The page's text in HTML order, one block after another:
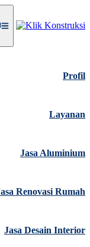
Profil
Layanan
Jasa Aluminium
Renovasi Rumah
Jasa Desain Interior